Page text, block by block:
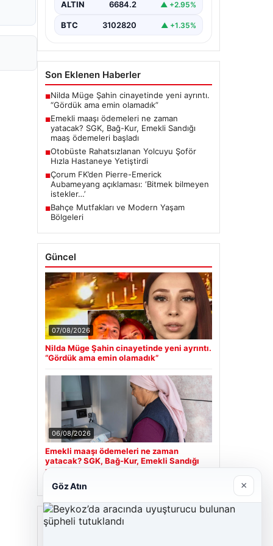
ALTIN 6684.2 ▲ +2.95%
BTC 3102820 ▲ +1.35%
Son Eklenen Haberler
■Nilda Müge Şahin cinayetinde yeni ayrıntı.
“Gördük ama emin olamadık”
■Emekli maaşı ödemeleri ne zaman
yatacak? SGK, Bağ-Kur, Emekli Sandığı
maaş ödemeleri başladı
■Otobüste Rahatsızlanan Yolcuyu Şoför
Hızla Hastaneye Yetiştirdi
■Çorum FK’den Pierre-Emerick
Aubameyang açıklaması: ‘Bitmek bilmeyen
istekler…’
■Bahçe Mutfakları ve Modern Yaşam
Bölgeleri
Güncel
07/08/2026
Nilda Müge Şahin cinayetinde yeni ayrıntı.
“Gördük ama emin olamadık”
06/08/2026
Emekli maaşı ödemeleri ne zaman
yatacak? SGK, Bağ-Kur, Emekli Sandığı
maaş ödemeleri başladı
Son Eklenen Firmalar
Göz Atın ×